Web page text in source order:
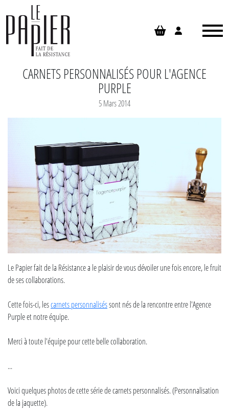
CARNETS PERSONNALISÉS POUR L'AGENCE
PURPLE
5 Mars 2014
Le Papier fait de la Résistance a le plaisir de vous dévoiler une fois encore, le fruit
de ses collaborations.
Cette fois-ci, lescarnets personnaliséssont nés de la rencontre entre l'Agence
Purple et notre équipe.
Merci à toute l'équipe pour cette belle collaboration.
...
Voici quelques photos de cette série de carnets personnalisés. (Personnalisation
de la jaquette).
Panneau de gestion des cookies